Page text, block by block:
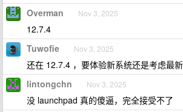
Overman Nov 3, 2025
12.7.4
Tuwofie Nov 3, 2025
还在 12.7.4 ，要体验新系统还是考虑最
lintongchn Nov 3, 2025
没 launchpad 真的傻逼，完全接受不了